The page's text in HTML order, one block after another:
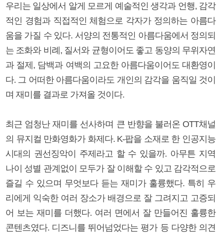
우리는 일상에서 알게 모르게 예술적인 생각과 언행, 감각
적인 경험과 직접적인 체험으로 각자가 정의하는 아름다
움을 가질 수 있다. 서양의 전통적인 아름다움에서 정의되
는 조화와 비례, 질서와 균형이어도 좋고 동양의 무위자연
과 절제, 담백과 여백의 고요한 아름다움이어도 대환영이
다. 그 어떠한 아름다움이라도 개인의 감각을 움직일 것이
며 재미를 결과로 가져올 것이다.
최근 엄청난 재미를 선사하며 큰 반향을 불러온 OTT채널
의 뮤지컬 만화영화가 화제다. K-팝을 소재로 한 인공지능
시대의 권선징악이 주제라고 할 수 있을까. 아무튼 지역
나이 성별 관계없이 모두가 잘 이해할 수 있고 감각적으로
즐길 수 있으며 무엇보다 듣는 재미가 훌륭했다. 특히 우
리에게 익숙한 여러 장소가 배경으로 잘 그려지고 고증되
어 보는 재미를 더했다. 여러 면에서 잘 만들어진 훌륭한
콘텐츠였다. 디즈니를 뛰어넘었다는 평가 등 다양한 의견